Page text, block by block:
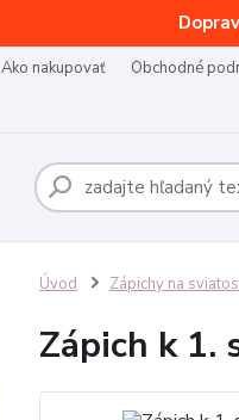
Ako nakupovať Obchodné
Úvod Zápichy na
Zápich k 1.